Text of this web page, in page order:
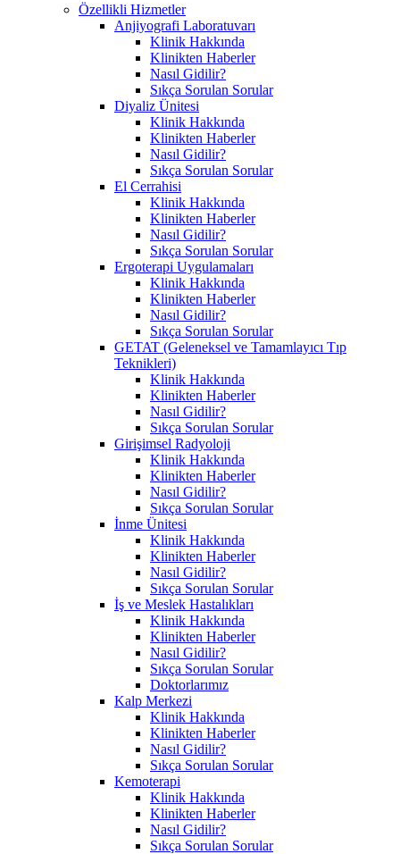
Özellikli Hizmetler
Anjiyografi Laboratuvarı
Klinik Hakkında
Klinikten Haberler
Nasıl Gidilir?
Sıkça Sorulan Sorular
Diyaliz Ünitesi
Klinik Hakkında
Klinikten Haberler
Nasıl Gidilir?
Sıkça Sorulan Sorular
El Cerrahisi
Klinik Hakkında
Klinikten Haberler
Nasıl Gidilir?
Sıkça Sorulan Sorular
Ergoterapi Uygulamaları
Klinik Hakkında
Klinikten Haberler
Nasıl Gidilir?
Sıkça Sorulan Sorular
GETAT (Geleneksel ve Tamamlayıcı Tıp
Teknikleri)
Klinik Hakkında
Klinikten Haberler
Nasıl Gidilir?
Sıkça Sorulan Sorular
Girişimsel Radyoloji
Klinik Hakkında
Klinikten Haberler
Nasıl Gidilir?
Sıkça Sorulan Sorular
İnme Ünitesi
Klinik Hakkında
Klinikten Haberler
Nasıl Gidilir?
Sıkça Sorulan Sorular
İş ve Meslek Hastalıkları
Klinik Hakkında
Klinikten Haberler
Nasıl Gidilir?
Sıkça Sorulan Sorular
Doktorlarımız
Kalp Merkezi
Klinik Hakkında
Klinikten Haberler
Nasıl Gidilir?
Sıkça Sorulan Sorular
Kemoterapi
Klinik Hakkında
Klinikten Haberler
Nasıl Gidilir?
Sıkça Sorulan Sorular